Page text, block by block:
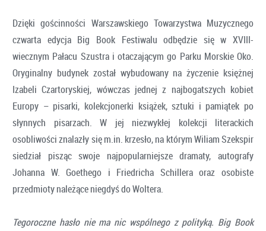
Dzięki gościnności Warszawskiego Towarzystwa Muzycznego
czwarta edycja Big Book Festiwalu odbędzie się w XVIII-
wiecznym Pałacu Szustra i otaczającym go Parku Morskie Oko.
Oryginalny budynek został wybudowany na życzenie księżnej
Izabeli Czartoryskiej, wówczas jednej z najbogatszych kobiet
Europy – pisarki, kolekcjonerki książek, sztuki i pamiątek po
słynnych pisarzach. W jej niezwykłej kolekcji literackich
osobliwości znalazły się m.in. krzesło, na którym Wiliam Szekspir
siedział pisząc swoje najpopularniejsze dramaty, autografy
Johanna W. Goethego i Friedricha Schillera oraz osobiste
przedmioty należące niegdyś do Woltera.
Tegoroczne hasło nie ma nic wspólnego z polityką. Big Book